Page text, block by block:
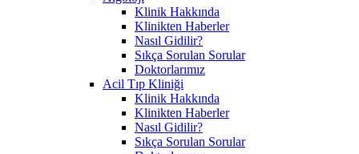
Klinik Hakkında
Klinikten Haberler
Nasıl Gidilir?
Sıkça Sorulan Sorular
Doktorlarımız
Acil Tıp Kliniği
Klinik Hakkında
Klinikten Haberler
Nasıl Gidilir?
Sıkça Sorulan Sorular